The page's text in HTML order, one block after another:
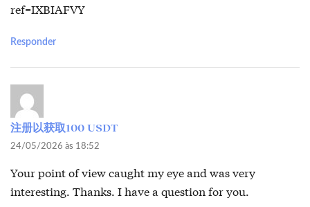
ref=IXBIAFVY
Responder
注册以获取100 USDT
24/05/2026 às 18:52
Your point of view caught my eye and was very
interesting. Thanks. I have a question for you.